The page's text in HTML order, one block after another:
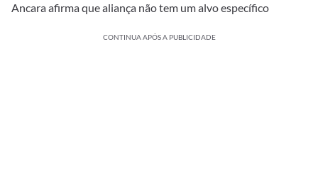
Ancara afirma que aliança não tem um alvo específico
CONTINUA APÓS A PUBLICIDADE